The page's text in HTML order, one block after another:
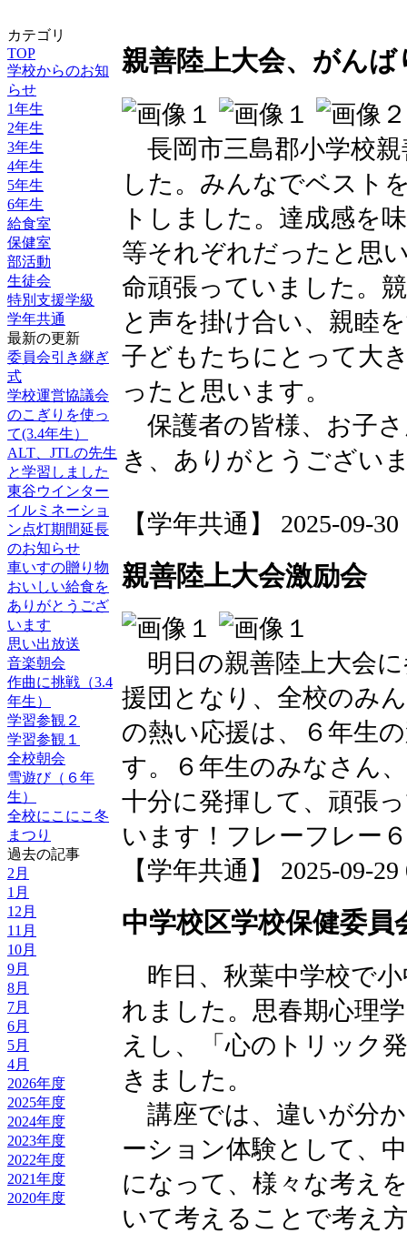
カテゴリ
TOP
学校からのお知
らせ
1年生
2年生
3年生
4年生
5年生
6年生
給食室
保健室
部活動
生徒会
特別支援学級
学年共通
最新の更新
委員会引き継ぎ
式
学校運営協議会
のこぎりを使っ
て(3.4年生）
ALT、JTLの先生
と学習しました
東谷ウインター
イルミネーショ
ン点灯期間延長
のお知らせ
車いすの贈り物
おいしい給食を
ありがとうござ
います
思い出放送
音楽朝会
作曲に挑戦（3.4
年生）
学習参観２
学習参観１
全校朝会
雪遊び（６年
生）
全校にこにこ冬
まつり
過去の記事
2月
1月
12月
11月
10月
9月
8月
7月
6月
5月
4月
2026年度
2025年度
2024年度
2023年度
2022年度
2021年度
2020年度
親善陸上大会、がん
長岡市三島郡小学校
した。みんなでベスト
トしました。達成感を
等それぞれだったと思
命頑張っていました。
と声を掛け合い、親睦
子どもたちにとって大
ったと思います。
保護者の皆様、お子
き、ありがとうござい
【学年共通】 2025-09-
親善陸上大会激励会
明日の親善陸上大会
援団となり、全校のみ
の熱い応援は、６年生
す。６年生のみなさん
十分に発揮して、頑張
います！フレーフレー
【学年共通】 2025-09-
中学校区学校保健委員
昨日、秋葉中学校で
れました。思春期心理
えし、「心のトリック
きました。
講座では、違いが分
ーション体験として、
になって、様々な考え
いて考えることで考え